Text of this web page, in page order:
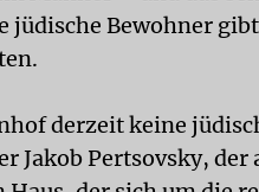
jüdische Bewohner
derzeit keine
Jakob Pertsovsky, der